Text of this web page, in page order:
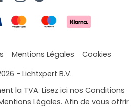
Mentions Légales
Cookies
- Lichtxpert B.V.
la TVA. Lisez ici nos Conditions
Légales. Afin de vous offrir